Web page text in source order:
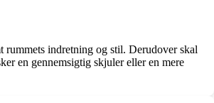
indretning og stil. Derudover skal
en gennemsigtig skjuler eller en mere